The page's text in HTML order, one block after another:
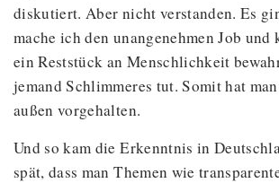
diskutiert. Aber nicht verstanden. Es
mache ich den unangenehmen Job und
ein Reststück an Menschlichkeit
jemand Schlimmeres tut. Somit hat
außen vorgehalten.
Und so kam die Erkenntnis in
spät, dass man Themen wie